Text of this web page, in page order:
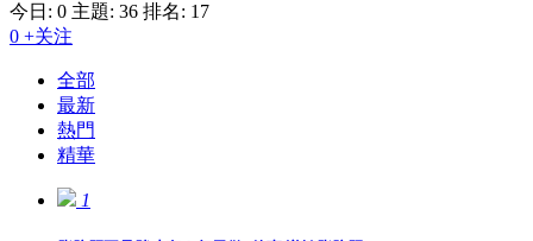
今日: 0 主題: 36 排名: 17
0 +关注
全部
最新
熱門
精華
1